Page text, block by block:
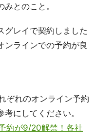
とのこと。
グレイで契約しました
ンラインでの予約が良
ぞれのオンライン予約
にしてください。
約が9/20解禁！各社